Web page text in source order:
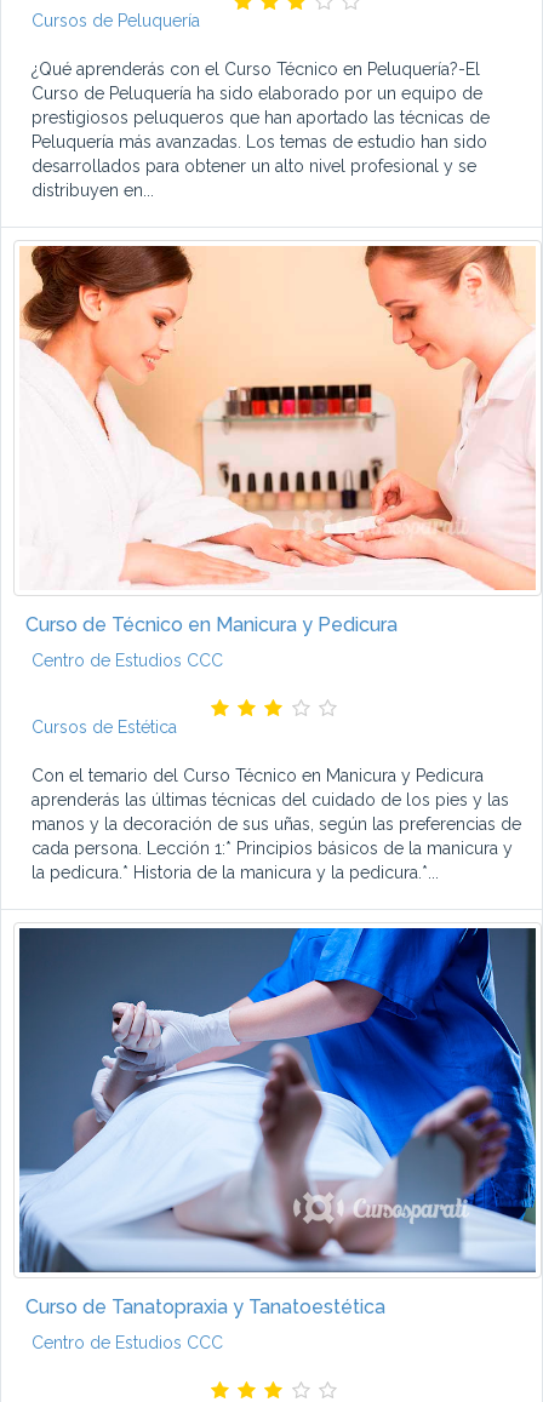
Cursos de Peluquería
¿Qué aprenderás con el Curso Técnico en Peluquería?-El
Curso de Peluquería ha sido elaborado por un equipo de
prestigiosos peluqueros que han aportado las técnicas de
Peluquería más avanzadas. Los temas de estudio han sido
desarrollados para obtener un alto nivel profesional y se
distribuyen en...
Curso de Técnico en Manicura y Pedicura
Centro de Estudios CCC
Cursos de Estética
Con el temario del Curso Técnico en Manicura y Pedicura
aprenderás las últimas técnicas del cuidado de los pies y las
manos y la decoración de sus uñas, según las preferencias de
cada persona. Lección 1:* Principios básicos de la manicura y
la pedicura.* Historia de la manicura y la pedicura.*...
Curso de Tanatopraxia y Tanatoestética
Centro de Estudios CCC